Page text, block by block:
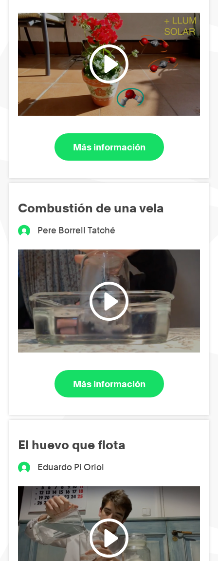
Más información
Combustión de una vela
Pere Borrell Tatché
Más información
El huevo que flota
Eduardo Pi Oriol